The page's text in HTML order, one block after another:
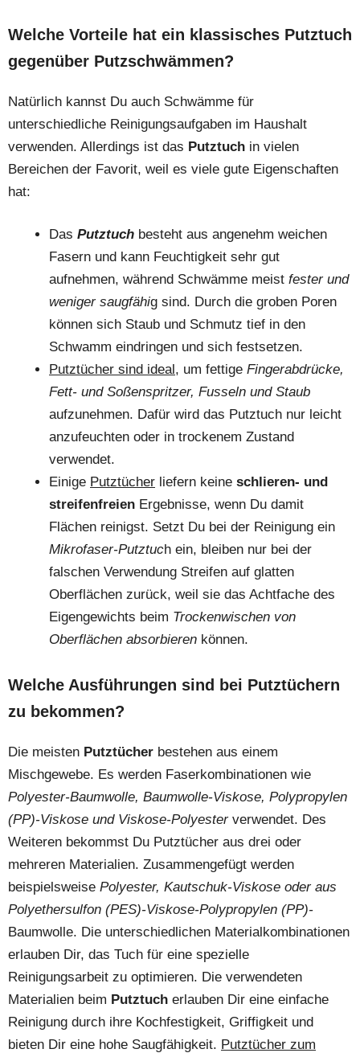
Welche Vorteile hat ein klassisches Putztuch
gegenüber Putzschwämmen?
Natürlich kannst Du auch Schwämme für
unterschiedliche Reinigungsaufgaben im Haushalt
verwenden. Allerdings ist das Putztuch in vielen
Bereichen der Favorit, weil es viele gute Eigenschaften
hat:
Das Putztuch besteht aus angenehm weichen
Fasern und kann Feuchtigkeit sehr gut
aufnehmen, während Schwämme meist fester und
weniger saugfähig sind. Durch die groben Poren
können sich Staub und Schmutz tief in den
Schwamm eindringen und sich festsetzen.
Putztücher sind ideal, um fettige Fingerabdrücke,
Fett- und Soßenspritzer, Fusseln und Staub
aufzunehmen. Dafür wird das Putztuch nur leicht
anzufeuchten oder in trockenem Zustand
verwendet.
Einige Putztücher liefern keine schlieren- und
streifenfreien Ergebnisse, wenn Du damit
Flächen reinigst. Setzt Du bei der Reinigung ein
Mikrofaser-Putztuch ein, bleiben nur bei der
falschen Verwendung Streifen auf glatten
Oberflächen zurück, weil sie das Achtfache des
Eigengewichts beim Trockenwischen von
Oberflächen absorbieren können.
Welche Ausführungen sind bei Putztüchern
zu bekommen?
Die meisten Putztücher bestehen aus einem
Mischgewebe. Es werden Faserkombinationen wie
Polyester-Baumwolle, Baumwolle-Viskose, Polypropylen
(PP)-Viskose und Viskose-Polyesterverwendet. Des
Weiteren bekommst Du Putztücher aus drei oder
mehreren Materialien. Zusammengefügt werden
beispielsweise Polyester, Kautschuk-Viskose oder aus
Polyethersulfon (PES)-Viskose-Polypropylen (PP)-
Baumwolle. Die unterschiedlichen Materialkombinationen
erlauben Dir, das Tuch für eine spezielle
Reinigungsarbeit zu optimieren. Die verwendeten
Materialien beim Putztuch erlauben Dir eine einfache
Reinigung durch ihre Kochfestigkeit, Griffigkeit und
bieten Dir eine hohe Saugfähigkeit. Putztücher zum